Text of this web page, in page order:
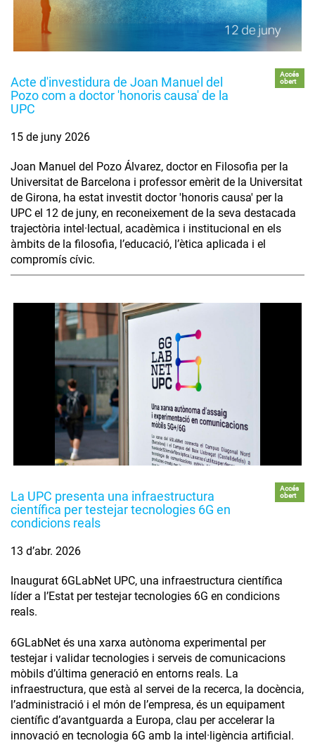
Acte d'investidura de Joan Manuel del
Pozo com a doctor 'honoris causa' de la
UPC
Accés
obert
15 de juny 2026
Joan Manuel del Pozo Álvarez, doctor en Filosofia per la
Universitat de Barcelona i professor emèrit de la Universitat
de Girona, ha estat investit doctor 'honoris causa' per la
UPC el 12 de juny, en reconeixement de la seva destacada
trajectòria intel·lectual, acadèmica i institucional en els
àmbits de la filosofia, l’educació, l’ètica aplicada i el
compromís cívic.
La UPC presenta una infraestructura
científica per testejar tecnologies 6G en
condicions reals
Accés
obert
13 d’abr. 2026
Inaugurat 6GLabNet UPC, una infraestructura científica
líder a l’Estat per testejar tecnologies 6G en condicions
reals.
6GLabNet és una xarxa autònoma experimental per
testejar i validar tecnologies i serveis de comunicacions
mòbils d’última generació en entorns reals. La
infraestructura, que està al servei de la recerca, la docència,
l’administració i el món de l’empresa, és un equipament
científic d’avantguarda a Europa, clau per accelerar la
innovació en tecnologia 6G amb la intel·ligència artificial.